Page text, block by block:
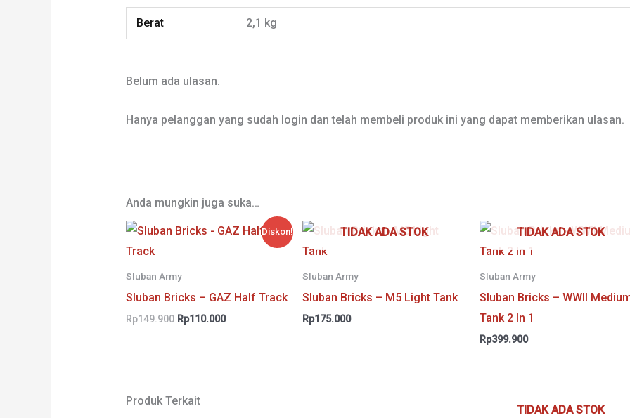
Berat 2,1 kg
Belum ada ulasan.
Hanya pelanggan yang sudah login dan telah membeli produk ini yang dapat memberikan ulasan.
Anda mungkin juga suka…
Diskon!
Sluban Army
Sluban Bricks – GAZ Half Track
Rp149.900 Harga
Rp110.000Harga
TIDAK ADA STOK
Sluban Army
Sluban Bricks – M5 Light Tank
Rp175.000
TIDAK ADA STOK
Sluban Army
Sluban Bricks – WWII
Tank 2 In 1
Rp399.900
Produk Terkait
TIDAK ADA STOK